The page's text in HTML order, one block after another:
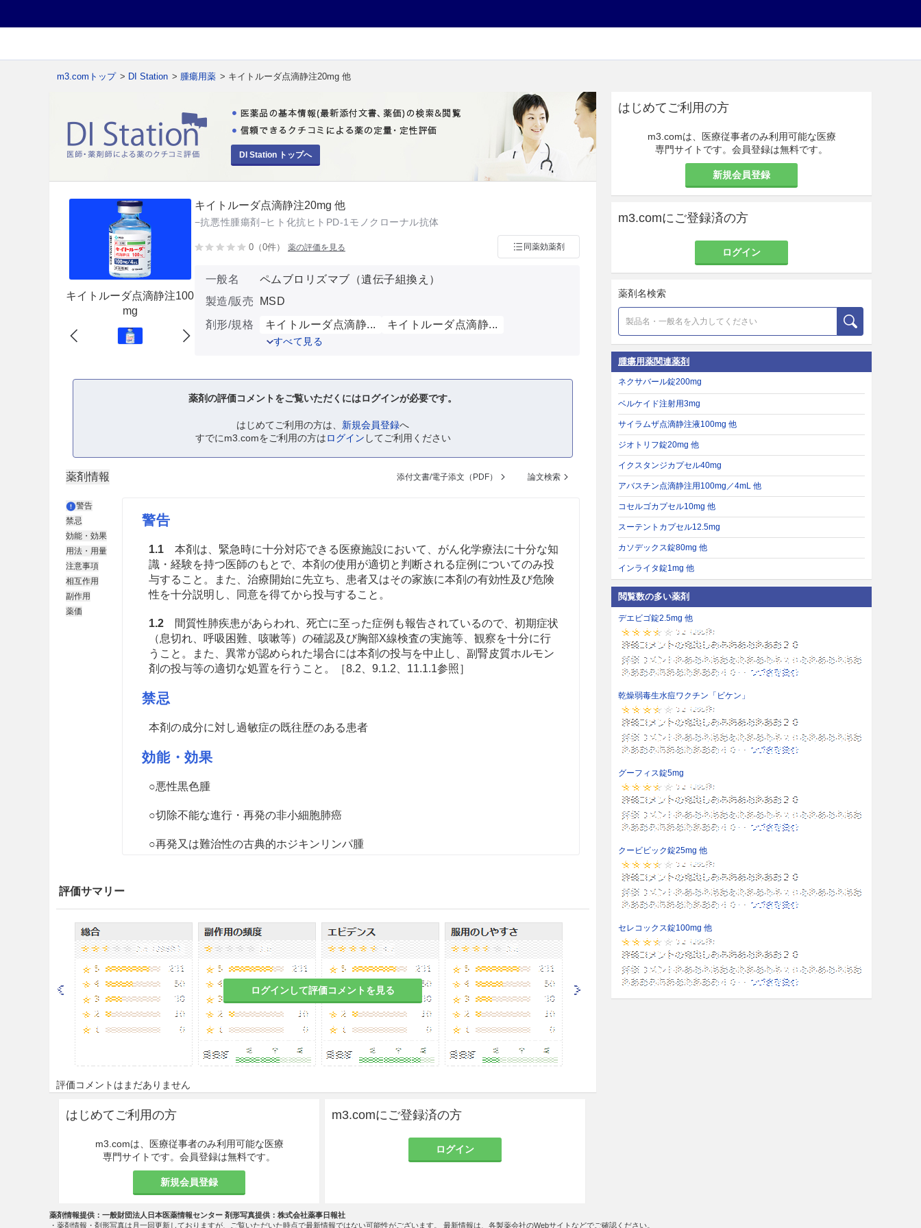
m3.comトップ > DI Station > 腫瘍用薬 > キイトルーダ点滴静注20mg 他
DI Station トップへ
キイトルーダ点滴静注100
mg
キイトルーダ点滴静注20mg 他
−抗悪性腫瘍剤−ヒト化抗ヒトPD-1モノクローナル抗体
0（0件） 薬の評価を見る 同薬効薬剤
一般名
ペムブロリズマブ（遺伝子組換え）
製造/販売
MSD
剤形/規格
キイトルーダ点滴静... キイトルーダ点滴静...
すべて見る
薬剤の評価コメントをご覧いただくにはログインが必要です。
はじめてご利用の方は、 新規会員登録へ
すでにm3.comをご利用の方はログイン してご利用ください
薬剤情報 添付文書/電子添文（PDF） 論文検索
警告
禁忌
効能・効果
用法・用量
注意事項
相互作用
副作用
薬価
警告
1.1本剤は、緊急時に十分対応できる医療施設において、がん化学療法に十分な知
識・経験を持つ医師のもとで、本剤の使用が適切と判断される症例についてのみ投
与すること。また、治療開始に先立ち、患者又はその家族に本剤の有効性及び危険
性を十分説明し、同意を得てから投与すること。
1.2間質性肺疾患があらわれ、死亡に至った症例も報告されているので、初期症状
（息切れ、呼吸困難、咳嗽等）の確認及び胸部X線検査の実施等、観察を十分に行
うこと。また、異常が認められた場合には本剤の投与を中止し、副腎皮質ホルモン
剤の投与等の適切な処置を行うこと。［8.2、9.1.2、11.1.1参照］
禁忌
本剤の成分に対し過敏症の既往歴のある患者
効能・効果
○悪性黒色腫
○切除不能な進行・再発の非小細胞肺癌
○再発又は難治性の古典的ホジキンリンパ腫
○根治切除不能又は転移性の腎細胞癌
○再発又は遠隔転移を有する頭頸部癌
用法・容量
＜悪性黒色腫＞
通常、成人には、ペムブロリズマブ（遺伝子組換え）として、1回200mgを3週間
2ヵ月間までとする。
＜切除不能な進行・再発の非小細胞肺癌、再発又は難治性の古典的ホジキンリンパ
腫、がん化学療法後に増悪した根治切除不能な尿路上皮癌、がん化学療法後に増悪
した進行・再発のMSI-Highを有する固形癌（標準的な治療が困難な場合に限る）、
再発又は遠隔転移を有する頭頸部癌＞
通常、成人には、ペムブロリズマブ（遺伝子組換え）として、1回200mgを3週間
間隔で30分間かけて点滴静注する。
評価サマリー
ログインして評価コメントを見る
評価コメントはまだありません
はじめてご利用の方
m3.comは、医療従事者のみ利用可能な医療
専門サイトです。会員登録は無料です。
新規会員登録
m3.comにご登録済の方
ログイン
はじめてご利用の方
m3.comは、医療従事者のみ利用可能な医療
専門サイトです。会員登録は無料です。
新規会員登録
m3.comにご登録済の方
ログイン
薬剤名検索
腫瘍用薬関連薬剤
ネクサバール錠200mg
ベルケイド注射用3mg
サイラムザ点滴静注液100mg 他
ジオトリフ錠20mg 他
イクスタンジカプセル40mg
アバスチン点滴静注用100mg／4mL 他
コセルゴカプセル10mg 他
スーテントカプセル12.5mg
カソデックス錠80mg 他
インライタ錠1mg 他
閲覧数の多い薬剤
デエビゴ錠2.5mg 他
乾燥弱毒生水痘ワクチン「ビケン」
グーフィス錠5mg
クービビック錠25mg 他
セレコックス錠100mg 他
薬剤情報提供：一般財団法人日本医薬情報センター 剤形写真提供：株式会社薬事日報社
・薬剤情報・剤形写真は月一回更新しておりますが、ご覧いただいた時点で最新情報ではない可能性がございます。 最新情報は、各製薬会社のWebサイトなどでご確認ください。